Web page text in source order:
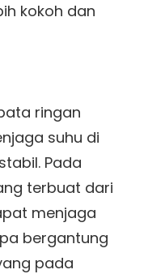
kokoh dan
ringan
suhu di
Pada
terbuat dari
menjaga
bergantung
pada